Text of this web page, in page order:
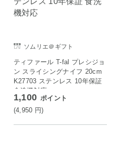
ソムリエ＠ギフト
ティファール T-fal プレシジョ
ン スライシングナイフ 20cm
K27703 ステンレス 10年保証
食洗機対応
1,100 ポイント
(4,950 円)